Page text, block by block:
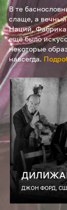
В те
слаще, а
Наций, Фабрика
ещё было
некоторые
навсегда.
ДЖОН ФОРД,